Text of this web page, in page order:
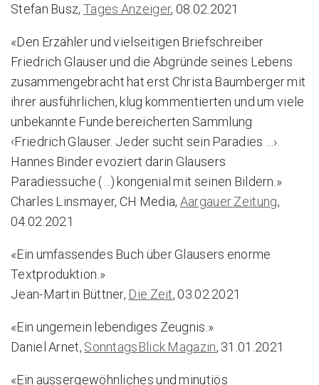
Stefan Busz, Tages Anzeiger, 08.02.2021
«Den Erzähler und vielseitigen Briefschreiber
Friedrich Glauser und die Abgründe seines Lebens
zusammengebracht hat erst Christa Baumberger mit
ihrer ausführlichen, klug kommentierten und um viele
unbekannte Funde bereicherten Sammlung
‹Friedrich Glauser. Jeder sucht sein Paradies …›.
Hannes Binder evoziert darin Glausers
Paradiessuche (…) kongenial mit seinen Bildern.»
Charles Linsmayer, CH Media, Aargauer Zeitung,
04.02.2021
«Ein umfassendes Buch über Glausers enorme
Textproduktion.»
Jean-Martin Büttner, Die Zeit, 03.02.2021
«Ein ungemein lebendiges Zeugnis.»
Daniel Arnet, SonntagsBlick Magazin, 31.01.2021
«Ein aussergewöhnliches und minutiös